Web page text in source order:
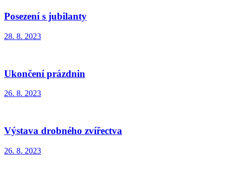
Posezení s jubilanty
28. 8. 2023
Ukončení prázdnin
26. 8. 2023
Výstava drobného zvířectva
26. 8. 2023